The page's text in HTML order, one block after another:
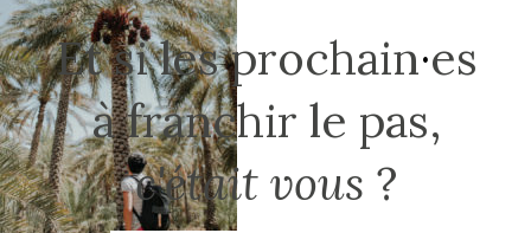
Et si les prochain·es
à franchir le pas,
c'était vous ?